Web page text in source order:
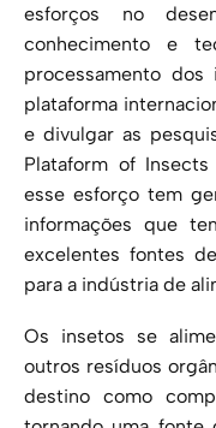
esforços no
conhecimento e
processamento dos
plataforma
e divulgar as
Plataform of
esse esforço tem
informações que
excelentes fontes
para a indústria de
Os insetos se
outros resíduos
destino como